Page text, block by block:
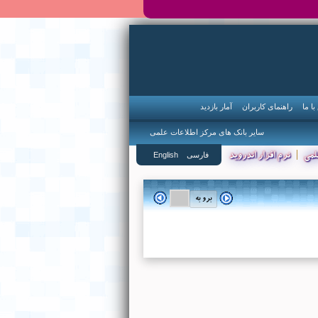
ما راهنمای کاربران آمار بازدید
سایر بانک های مرکز اطلاعات علمی
| نرم افزار اندروید فارسی English